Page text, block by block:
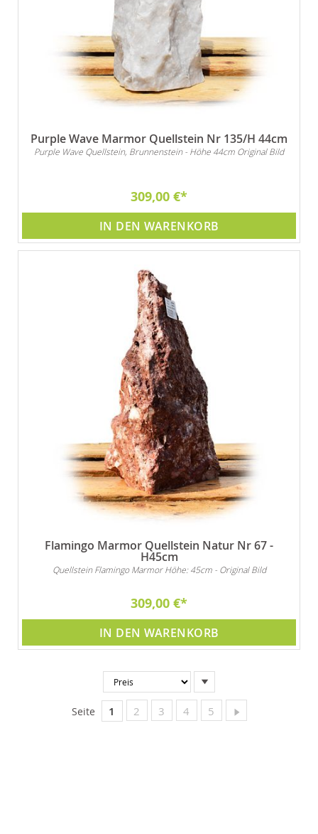
Purple Wave Marmor Quellstein Nr 135/H 44cm
Purple Wave Quellstein, Brunnenstein - Höhe 44cm Original Bild
309,00 €
IN DEN WARENKORB
Flamingo Marmor Quellstein Natur Nr 67 -
H45cm
Quellstein Flamingo Marmor Höhe: 45cm - Original Bild
309,00 €
IN DEN WARENKORB
absteigender
Reihenfolge
Seite Sie lesen gerade Seite
1 Seite
2 Seite
3 Seite
4 Seite
5